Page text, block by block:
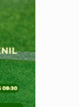
será mais suficiente para
base secreta no satélite
carro que era rebocado para oficina
na frente do bar
lança chamada para fortalecer